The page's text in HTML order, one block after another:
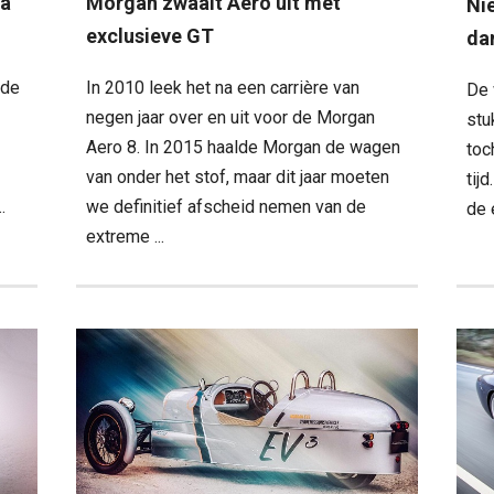
exclusieve GT
In 2010 leek het na een carrière van
negen jaar over en uit voor de Morgan
Aero 8. In 2015 haalde Morgan de wagen
van onder het stof, maar dit jaar moeten
we definitief afscheid nemen van de
extreme ...
de